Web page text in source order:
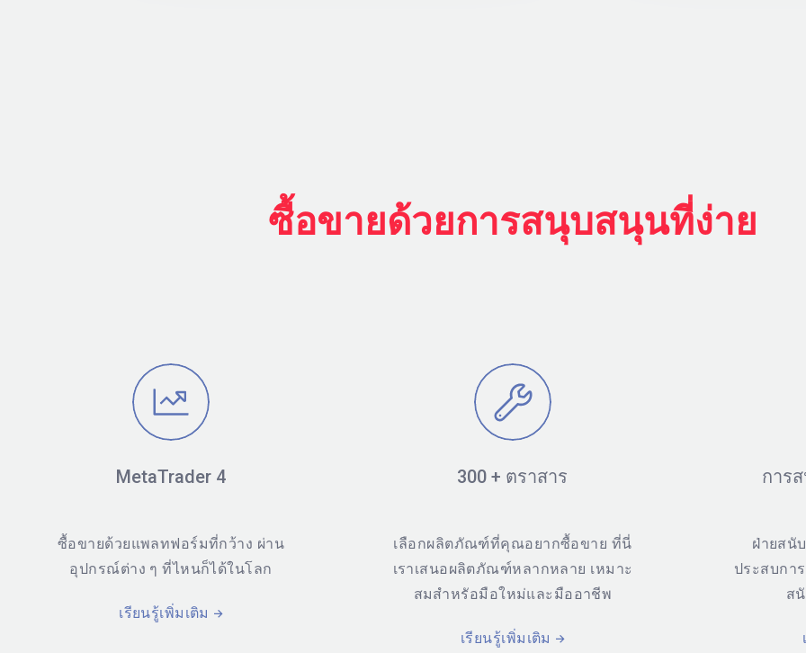
ซื้อขายด้วยการสนุบสนุนที่ง่าย
MetaTrader 4
ซื้อขายด้วยแพลทฟอร์มที่กว้าง ผ่าน
อุปกรณ์ต่าง ๆ ที่ไหนก็ได้ในโลก
เรียนรู้เพิ่มเติม
300 + ตราสาร
เลือกผลิตภัณฑ์ที่คุณอยากซื้อขาย ที่นี่
เราเสนอผลิตภัณฑ์หลากหลาย เหมาะ
สมสำหรัอมือใหม่และมืออาชีพ
เรียนรู้เพิ่มเติม
การ
ฝ่ายสนั
ประสบก
ส